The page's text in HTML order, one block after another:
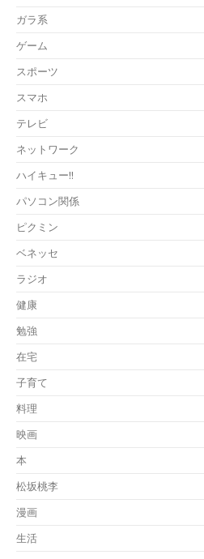
ガラ系
ゲーム
スポーツ
スマホ
テレビ
ネットワーク
ハイキュー!!
パソコン関係
ピクミン
ベネッセ
ラジオ
健康
勉強
在宅
子育て
料理
映画
本
松坂桃李
漫画
生活